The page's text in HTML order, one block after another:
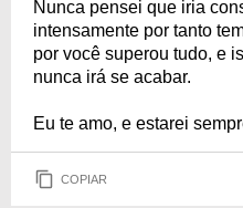
Nunca pensei que iria
intensamente por tanto
por você superou tudo, e
nunca irá se acabar.
Eu te amo, e estarei
COPIAR